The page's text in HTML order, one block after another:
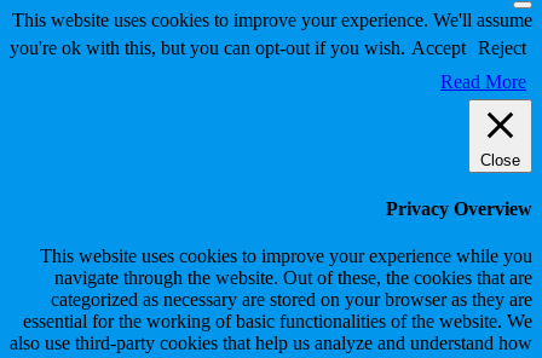
Scroll
to
Top
This website uses cookies to improve your experience. We'll assume
you're ok with this, but you can opt-out if you wish. Accept Reject
Read More
Close
Privacy Overview
This website uses cookies to improve your experience while you
navigate through the website. Out of these, the cookies that are
categorized as necessary are stored on your browser as they are
essential for the working of basic functionalities of the website. We
also use third-party cookies that help us analyze and understand how